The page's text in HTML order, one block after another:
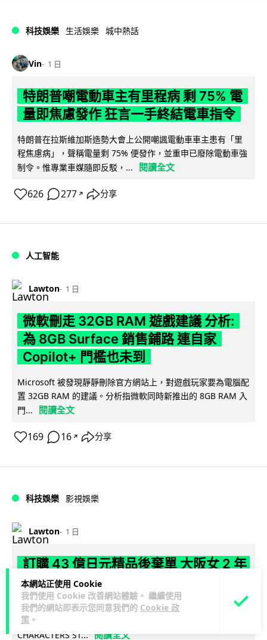
本網站正使用 Cookie
我們使用 Cookie 改善網站體驗。 繼續使用
我們的網站即表示您同意我們的 Cookie 政
策 。
科技娛樂 生活娛樂 城中熱話
Vin 1 日
特朗普嘲電動車主有里程病 剩 75% 電
量即焦慮發作 狂言一手終結電車指令
特朗普在拉斯維加斯造勢大會上公開嘲諷電動車車主患有「里
程焦慮病」，聲稱電量剩 75% 便發作，並重申已廢除電動車強
制令。惟專業車媒隨即反駁，...
閱讀全文
626 277 ↗ 分享
人工智能
Lawton 1 日
微軟刪走 32GB RAM 遊戲建議 分析:
為 8GB Surface 銷售鋪路 連自家
Copilot+ 門檻也未到
Microsoft 被發現靜靜刪除官方網站上，對遊戲玩家要為電腦配
置 32GB RAM 的建議。分析指微軟同時新推出的 8GB RAM 入
門...
閱讀全文
169 16 ↗ 分享
科技娛樂 影視娛樂
Lawton 1 日
訂購 43 億日元精品後棄單 大阪女 2 年
後終被捕 涉海賊王,火影周邊產品
日本警視廳神田署 8 月 6 日公布，拘捕一名 32 歲大阪女子，
指她涉嫌在出版巨頭集英社旗下官方網店「JUMP
CHARACTERS ST... 閱讀全文